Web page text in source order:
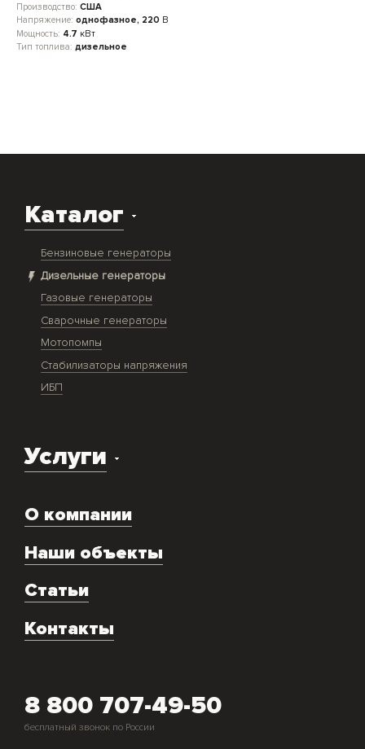
Производство: США
Напряжение: однофазное, 220 В
Мощность: 4.7 кВт
Тип топлива: дизельное
Каталог
Бензиновые генераторы
Дизельные генераторы
Газовые генераторы
Сварочные генераторы
Мотопомпы
Стабилизаторы напряжения
ИБП
Услуги
Экспертиза объекта
Техническое обслуживание
Аренда
Монтаж и подключение оборудования
Скупка генераторов
О компании
Наши объекты
Статьи
Контакты
8 800 707-49-50
бесплатный звонок по России